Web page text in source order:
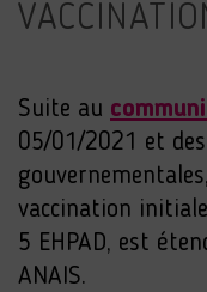
Suite au
05/01/2021 et
vaccination
5 EHPAD, est
ANAIS.